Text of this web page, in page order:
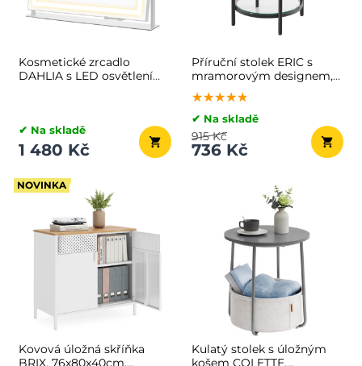
Kosmetické zrcadlo
DAHLIA s LED osvětlením,
✔ Na skladě
1 480 Kč
Příruční stolek ERIC s
mramorovým designem,
45x55cm, černá/bílá
★★★★★
★★★★★
★★★★★
✔ Na skladě
736 Kč
915 Kč
NOVINKA
Kovová úložná skříňka
BRIX, 76x80x40cm,
Kulatý stolek s úložným
košem COLETTE,